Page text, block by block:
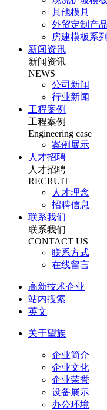
其他模具
外贸定制产品
房建模板系列
新闻资讯
新闻资讯
NEWS
公司新闻
行业新闻
工程案例
工程案例
Engineering case
案例展示
人才招聘
人才招聘
RECRUIT
人才理念
招聘信息
联系我们
联系我们
CONTACT US
联系方式
在线留言
高新技术企业
站内搜索
英文
关于望族
企业简介
企业文化
企业荣誉
设备展示
办公环境